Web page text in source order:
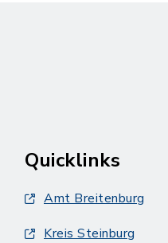
Quicklinks
Amt Breitenburg
Kreis Steinburg